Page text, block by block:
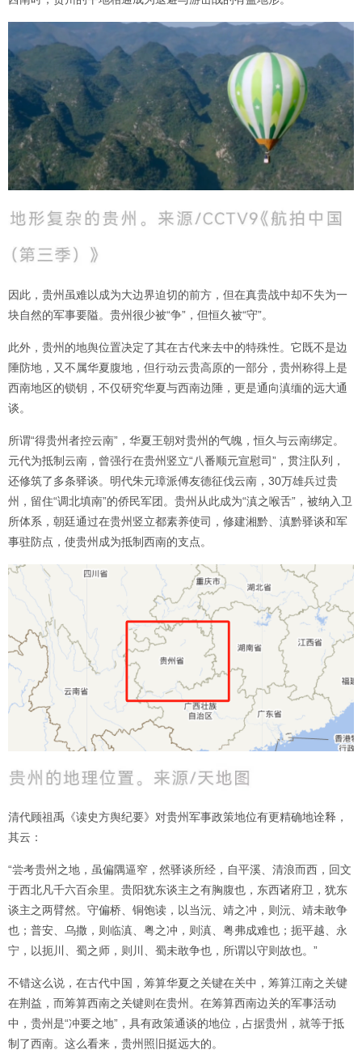
因此，贵州虽难以成为大边界迫切的前方，但在真贵战中却不失为一
块自然的军事要隘。贵州很少被“争”，但恒久被“守”。
此外，贵州的地舆位置决定了其在古代来去中的特殊性。它既不是边
陲防地，又不属华夏腹地，但行动云贵高原的一部分，贵州称得上是
西南地区的锁钥，不仅研究华夏与西南边陲，更是通向滇缅的远大通
谈。
所谓“得贵州者控云南”，华夏王朝对贵州的气魄，恒久与云南绑定。
元代为抵制云南，曾强行在贵州竖立“八番顺元宣慰司”，贯注队列，
还修筑了多条驿谈。明代朱元璋派傅友德征伐云南，30万雄兵过贵
州，留住“调北填南”的侨民军团。贵州从此成为“滇之喉舌”，被纳入卫
所体系，朝廷通过在贵州竖立都素养使司，修建湘黔、滇黔驿谈和军
事驻防点，使贵州成为抵制西南的支点。
清代顾祖禹《读史方舆纪要》对贵州军事政策地位有更精确地诠释，
其云：
“尝考贵州之地，虽偏隅逼窄，然驿谈所经，自平溪、清浪而西，回文
于西北凡千六百余里。贵阳犹东谈主之有胸腹也，东西诸府卫，犹东
谈主之两臂然。守偏桥、铜饱读，以当沅、靖之冲，则沅、靖未敢争
也；普安、乌撒，则临滇、粤之冲，则滇、粤弗成难也；扼平越、永
宁，以扼川、蜀之师，则川、蜀未敢争也，所谓以守则故也。”
不错这么说，在古代中国，筹算华夏之关键在关中，筹算江南之关键
在荆益，而筹算西南之关键则在贵州。在筹算西南边关的军事活动
中，贵州是“冲要之地”，具有政策通谈的地位，占据贵州，就等于抵
制了西南。这么看来，贵州照旧挺远大的。